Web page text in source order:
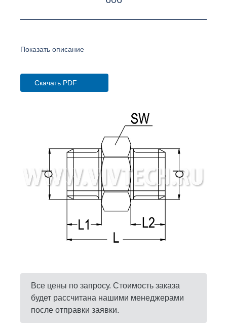
Показать описание
Скачать PDF
Все цены по запросу. Стоимость заказа
будет рассчитана нашими менеджерами
после отправки заявки.